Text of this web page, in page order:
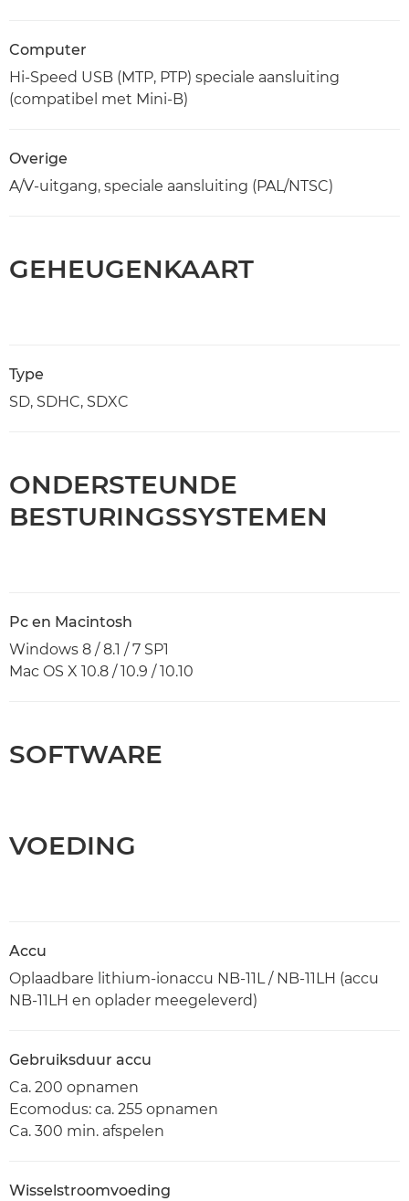
Computer
Hi-Speed USB (MTP, PTP) speciale aansluiting
(compatibel met Mini-B)
Overige
A/V-uitgang, speciale aansluiting (PAL/NTSC)
GEHEUGENKAART
Type
SD, SDHC, SDXC
ONDERSTEUNDE
BESTURINGSSYSTEMEN
Pc en Macintosh
Windows 8 / 8.1 / 7 SP1
Mac OS X 10.8 / 10.9 / 10.10
SOFTWARE
VOEDING
Accu
Oplaadbare lithium-ionaccu NB-11L / NB-11LH (accu
NB-11LH en oplader meegeleverd)
Gebruiksduur accu
Ca. 200 opnamen
Ecomodus: ca. 255 opnamen
Ca. 300 min. afspelen
Wisselstroomvoeding